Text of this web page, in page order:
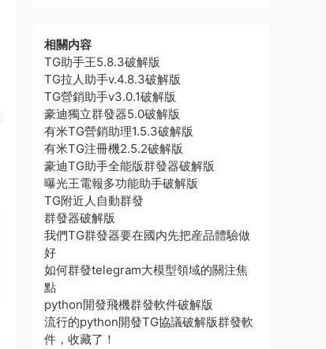
相關内容
TG助手王5.8.3破解版
TG拉人助手v.4.8.3破解版
TG營銷助手v3.0.1破解版
豪迪獨立群發器5.0破解版
有米TG營銷助理1.5.3破解版
有米TG注冊機2.5.2破解版
豪迪TG助手全能版群發器破解版
曝光王電報多功能助手破解版
TG附近人自動群發
群發器破解版
我們TG群發器要在國内先把産品體驗做
好
如何群發telegram大模型領域的關注焦
點
python開發飛機群發軟件破解版
流行的python開發TG協議破解版群發軟
件，收藏了！